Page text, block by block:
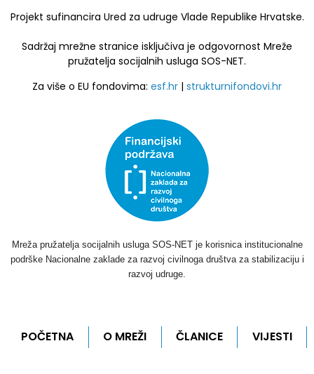
Projekt sufinancira Ured za udruge Vlade Republike Hrvatske.
Sadržaj mrežne stranice isključiva je odgovornost Mreže
pružatelja socijalnih usluga SOS-NET.
Za više o EU fondovima: esf.hr | strukturnifondovi.hr
Mreža pružatelja socijalnih usluga SOS-NET je korisnica institucionalne
podrške Nacionalne zaklade za razvoj civilnoga društva za stabilizaciju i
razvoj udruge.
POČETNA O MREŽI ČLANICE VIJESTI